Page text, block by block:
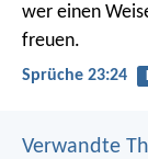
wer einen
freuen.
Sprüche 23:24
Verwandte